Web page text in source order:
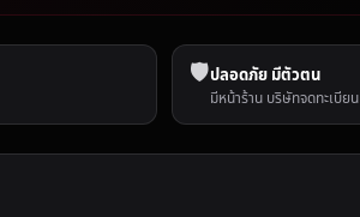
🛡️ปลอดภัย มีตัวตน
มีหน้าร้าน บริษัทจดทะเบียน